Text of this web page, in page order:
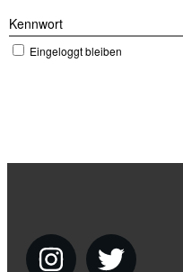
Kennwort
Eingeloggt bleiben